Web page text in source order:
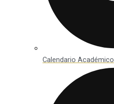
Calendario Académico